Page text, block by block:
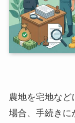
農地を宅地など
場合、手続きに